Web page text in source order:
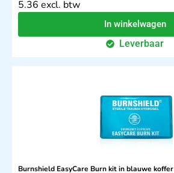
5.36 excl. btw
In winkelwagen
Leverbaar
Burnshield EasyCare Burn kit in blauwe koffer